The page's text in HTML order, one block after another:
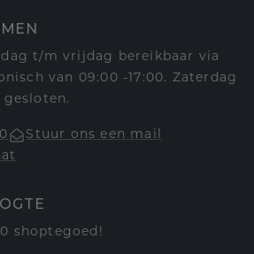
t/m vrijdag bereikbaar via
van 09:00 -17:00. Zaterdag
Stuur ons een mail
shoptegoed!